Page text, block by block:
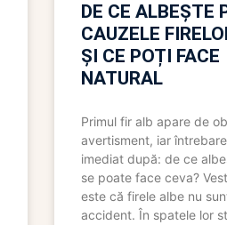
DE CE ALBEȘTE
CAUZELE
ȘI CE POȚI FACE
NATURAL
Primul fir alb apare de
avertisment, iar
imediat după: de ce
se poate face ceva?
este că firele albe nu
accident. În spatele lor